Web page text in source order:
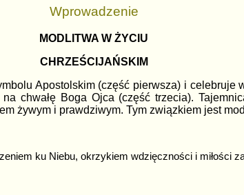
Wprowadzenie
MODLITWA W ŻYCIU
CHRZEŚCIJAŃSKIM
Apostolskim (część pierwsza) i celebruje
chwałę Boga Ojca (część trzecia).
żywym i prawdziwym. Tym związkiem jest
ku Niebu, okrzykiem wdzięczności i miłości